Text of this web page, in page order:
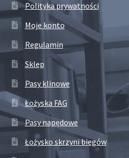
Polityka prywatności
Moje konto
Regulamin
Sklep
Pasy klinowe
Łożyska FAG
Pasy napędowe
Łożysko skrzyni biegów